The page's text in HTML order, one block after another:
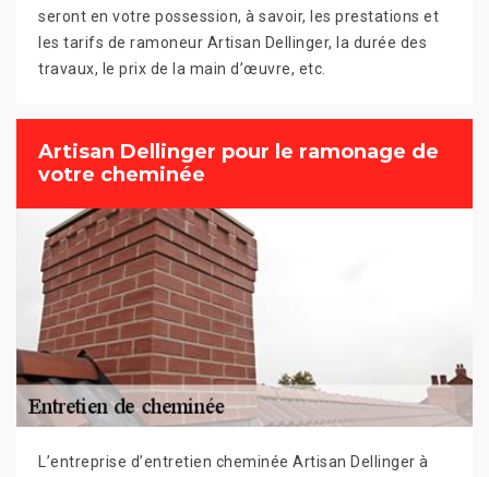
seront en votre possession, à savoir, les prestations et
les tarifs de ramoneur Artisan Dellinger, la durée des
travaux, le prix de la main d’œuvre, etc.
Artisan Dellinger pour le ramonage de
votre cheminée
L’entreprise d’entretien cheminée Artisan Dellinger à